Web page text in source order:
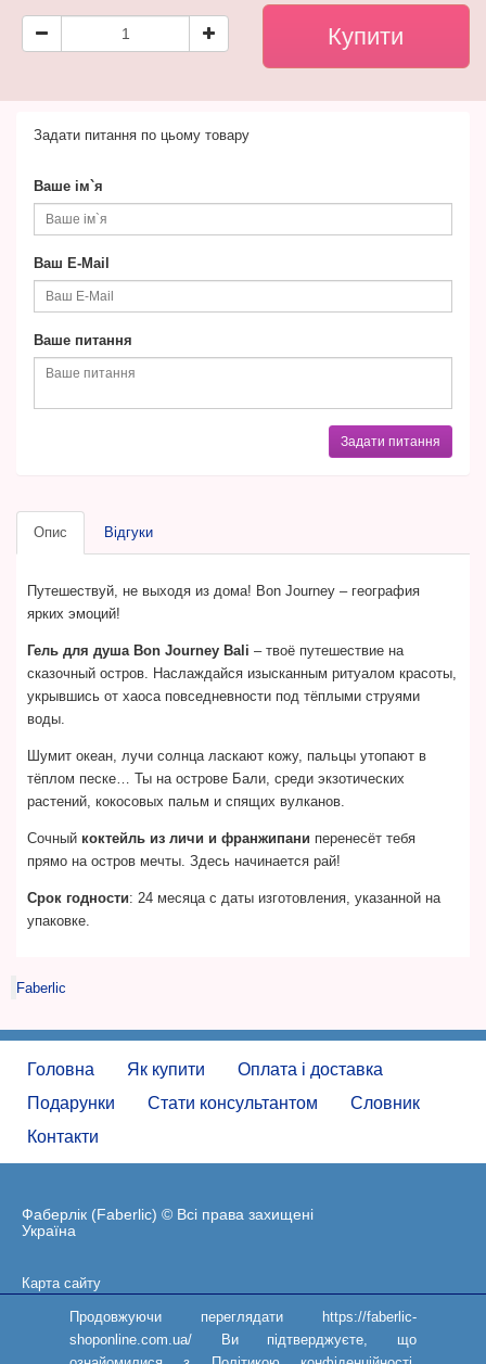
Задати питання по цьому товару
Ваше ім`я
Ваш E-Mail
Ваше питання
Задати питання
Опис Відгуки
Путешествуй, не выходя из дома! Bon Journey – география
ярких эмоций!
Гель для душа Bon Journey Bali – твоё путешествие на
сказочный остров. Наслаждайся изысканным ритуалом красоты,
укрывшись от хаоса повседневности под тёплыми струями
воды.
Шумит океан, лучи солнца ласкают кожу, пальцы утопают в
тёплом песке… Ты на острове Бали, среди экзотических
растений, кокосовых пальм и спящих вулканов.
Сочный коктейль из личи и франжипани перенесёт тебя
прямо на остров мечты. Здесь начинается рай!
Срок годности: 24 месяца с даты изготовления, указанной на
упаковке.
Faberlic
Головна Як купити
Оплата і доставка
Подарунки
Стати консультантом
Словник
Контакти
Фаберлік (Faberlic) © Всі права захищені
Україна
Карта сайту
Продовжуючи переглядати https://faberlic-
shoponline.com.ua/ Ви підтверджуєте, що